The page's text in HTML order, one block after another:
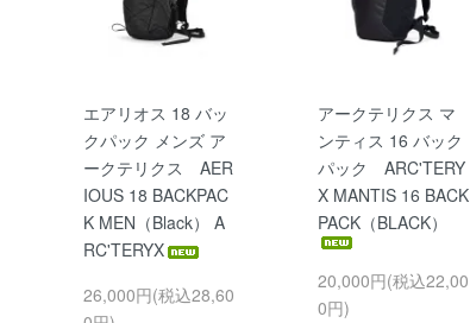
エアリオス 18 バッ
クパック メンズ ア
ークテリクス AER
IOUS 18 BACKPAC
K MEN（Black） A
RC'TERYX
26,000円(税込28,60
アークテリクス マ
ンティス 16 バック
パック ARC'TERY
X MANTIS 16 BACK
PACK（BLACK）
20,000円(税込22,00
0円)